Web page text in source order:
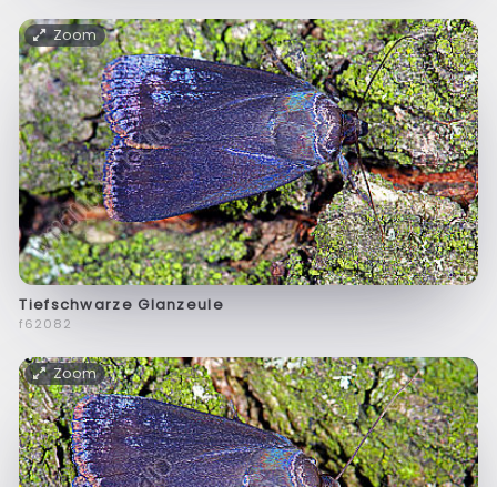
Zoom
Tiefschwarze Glanzeule
f62082
Zoom